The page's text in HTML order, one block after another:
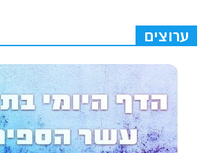
ערוצים